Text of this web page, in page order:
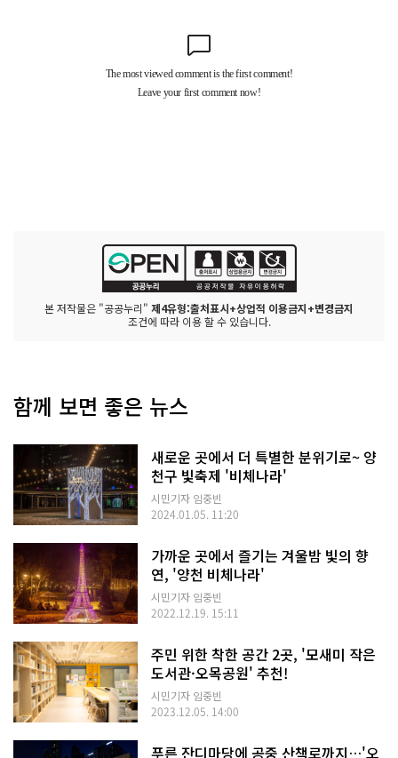
본 저작물은 "공공누리" 제4유형:출처표시+상업적 이용금지+변경금지
조건에 따라 이용 할 수 있습니다.
함께 보면 좋은 뉴스
새로운 곳에서 더 특별한 분위기로~ 양
천구 빛축제 '비체나라'
시민기자 임중빈
2024.01.05. 11:20
가까운 곳에서 즐기는 겨울밤 빛의 향
연, '양천 비체나라'
시민기자 임중빈
2022.12.19. 15:11
주민 위한 착한 공간 2곳, '모새미 작은
도서관·오목공원' 추천!
시민기자 임중빈
2023.12.05. 14:00
푸른 잔디마당에 공중 산책로까지…'오